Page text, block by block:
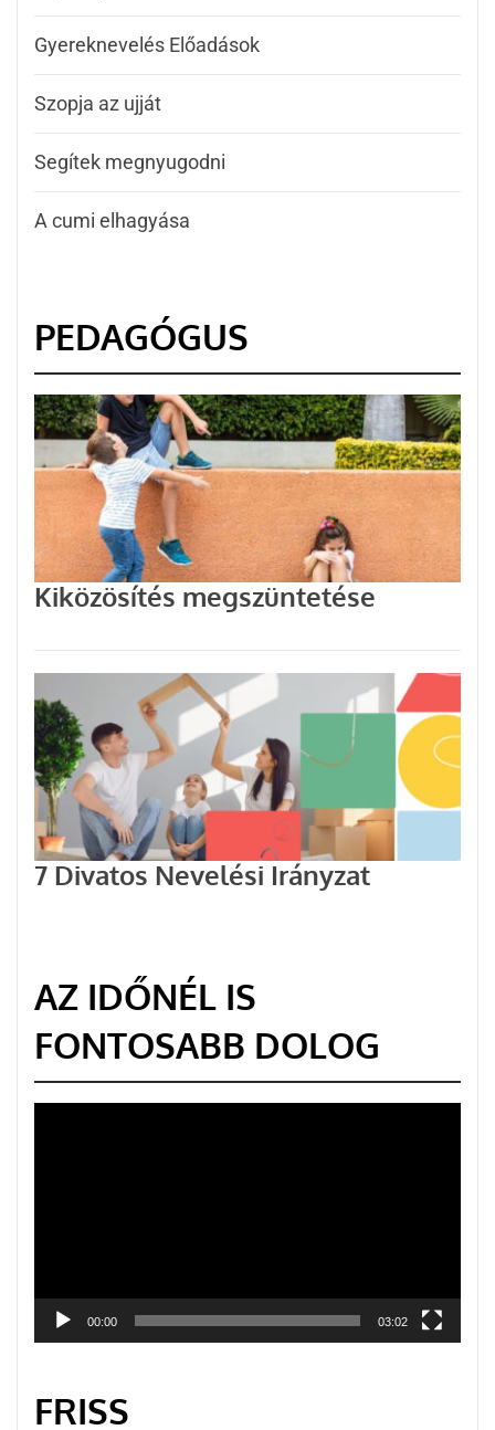
Gyereknevelés Előadások
Szopja az ujját
Segítek megnyugodni
A cumi elhagyása
PEDAGÓGUS
Kiközösítés megszüntetése
7 Divatos Nevelési Irányzat
AZ IDŐNÉL IS
FONTOSABB DOLOG
00:00 03:02
FRISS